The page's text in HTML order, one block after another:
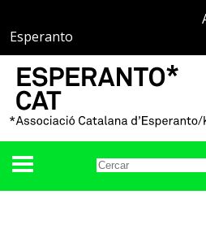
Esperanto